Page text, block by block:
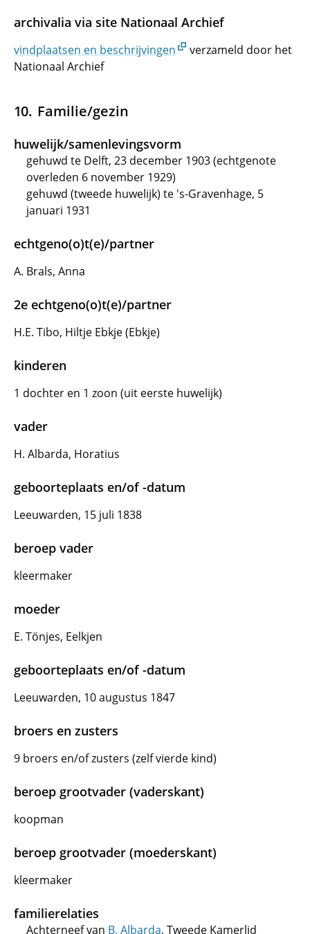
archivalia via site Nationaal Archief
vindplaatsen en beschrijvingen
verzameld door het
Nationaal Archief
Familie/gezin
huwelijk/samenlevingsvorm
gehuwd te Delft, 23 december 1903 (echtgenote
overleden 6 november 1929)
gehuwd (tweede huwelijk) te 's-Gravenhage, 5
januari 1931
echtgeno(o)t(e)/partner
A. Brals, Anna
2e echtgeno(o)t(e)/partner
H.E. Tibo, Hiltje Ebkje (Ebkje)
kinderen
1 dochter en 1 zoon (uit eerste huwelijk)
vader
H. Albarda, Horatius
geboorteplaats en/of -datum
Leeuwarden, 15 juli 1838
beroep vader
kleermaker
moeder
E. Tönjes, Eelkjen
geboorteplaats en/of -datum
Leeuwarden, 10 augustus 1847
broers en zusters
9 broers en/of zusters (zelf vierde kind)
beroep grootvader (vaderskant)
koopman
beroep grootvader (moederskant)
kleermaker
familierelaties
Achterneef van B. Albarda, Tweede Kamerlid